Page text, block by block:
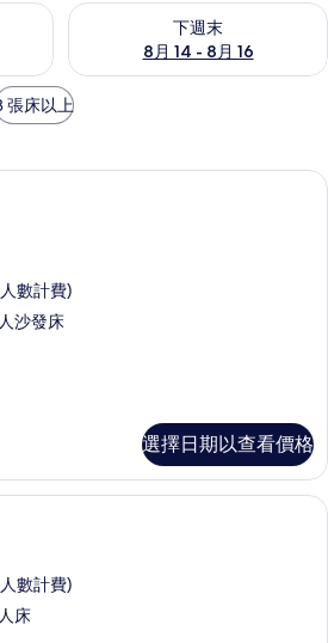
的供應情況
下週末
8月 14 - 8月 16
查看下週末 (8月 14 - 8月 16)
張床以上
Standard Room (Hub) | 迷你吧、免費
數計費)
沙發床
選擇日期以查看價格
Basic Room (Mid) | 迷你吧、免費無線
數計費)
床